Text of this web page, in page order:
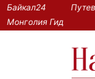
Байкал24
Монголия Гид